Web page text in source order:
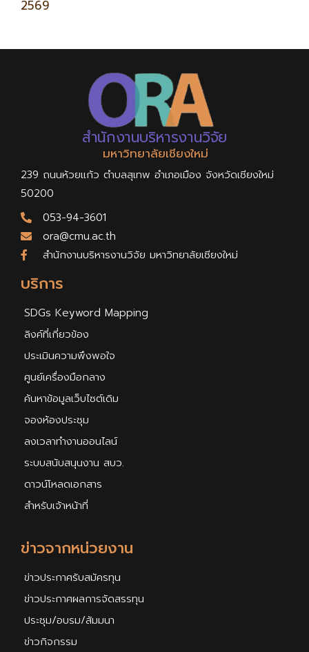
2569
ข่าวจากหน่วยงาน
ข่าวประกาศรับสมัครทุน
ข่าวประกาศผลการจัดสรรทุน
ประชุม/อบรม/สัมมนา
ข่าวกิจกรรม
บริการ
SDGs Keyword Mapping
ลิงค์ที่เกี่ยวข้อง
ประเมินความพึงพอใจ
ศูนย์เครื่องมือกลาง
ค้นหาข้อมูลเว็บไซต์เดิม
จองห้องประชุม
ลงเวลาทำงานออนไลน์
ระบบสนับสนุนงาน สบว.
ดาวน์โหลดเอกสาร
สำหรับเจ้าหน้าที่
สำนักงานบริหารงานวิจัย
มหาวิทยาลัยเชียงใหม่
239 ถนนห้วยแก้ว ตำบลสุเทพ อำเภอเมือง จังหวัดเชียงใหม่
50200
053-94-3601
ora@cmu.ac.th
สำนักงานบริหารงานวิจัย มหาวิทยาลัยเชียงใหม่